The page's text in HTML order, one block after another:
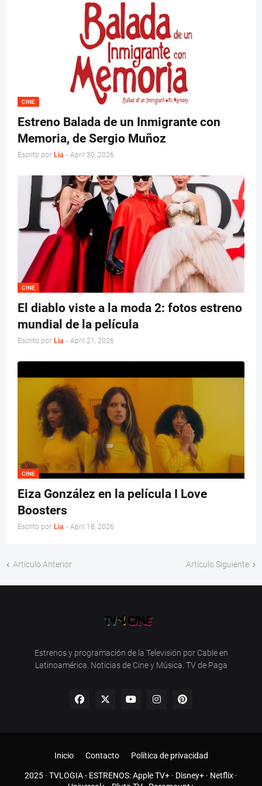
CINE
Estreno Balada de un Inmigrante con
Memoria, de Sergio Muñoz
Escrito por Lia - April 30, 2026
CINE
El diablo viste a la moda 2: fotos estreno
mundial de la película
Escrito por Lia - April 21, 2026
CINE
Eiza González en la película I Love
Boosters
Escrito por Lia - April 18, 2026
Artículo Anterior Artículo Siguiente
Estrenos y programación de la Televisión por Cable en
Latinoamérica. Noticias de Cine y Música. TV de Paga
2025 · TVLOGIA- ESTRENOS:Apple TV+ · Disney+ · Netflix ·
Inicio Contacto Política de privacidad